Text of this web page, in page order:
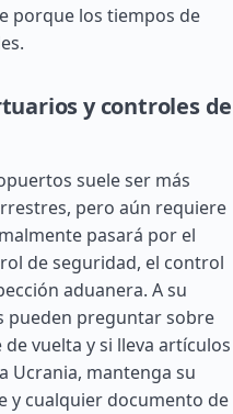
porque los tiempos de
y controles de
suele ser más
pero aún requiere
pasará por el
de seguridad, el control
aduanera. A su
pueden preguntar sobre
vuelta y si lleva artículos
Ucrania, mantenga su
y cualquier documento de